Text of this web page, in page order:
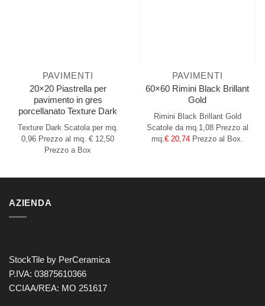
PAVIMENTI
20×20 Piastrella per
pavimento in gres
porcellanato Texture Dark
Texture Dark Scatola per mq.
0,96 Prezzo al mq. € 12,50
Prezzo a Box
PAVIMENTI
60×60 Rimini Black Brillant
Gold
Rimini Black Brillant Gold
Scatole da mq.1,08 Prezzo al
mq. € 20,74 Prezzo al Box.
AZIENDA
StockTile by PerCeramica
P.IVA: 03875610366
CCIAA/REA: MO 251617